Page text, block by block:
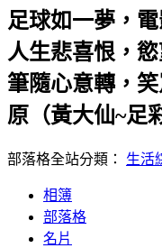
足球如一夢，電
人生悲喜恨，慾
筆隨心意轉，笑
原（黃大仙~足
部落格全站分類： 生活
相簿
部落格
名片